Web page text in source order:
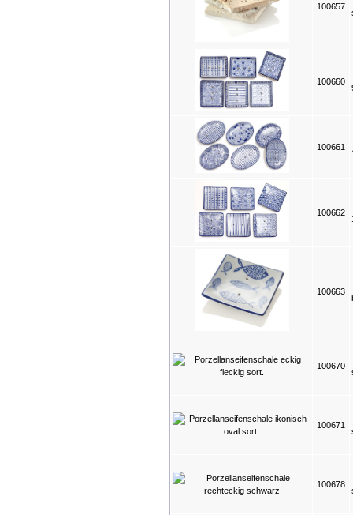
100657
100660
100661
100662
100663
100670
100671
100678